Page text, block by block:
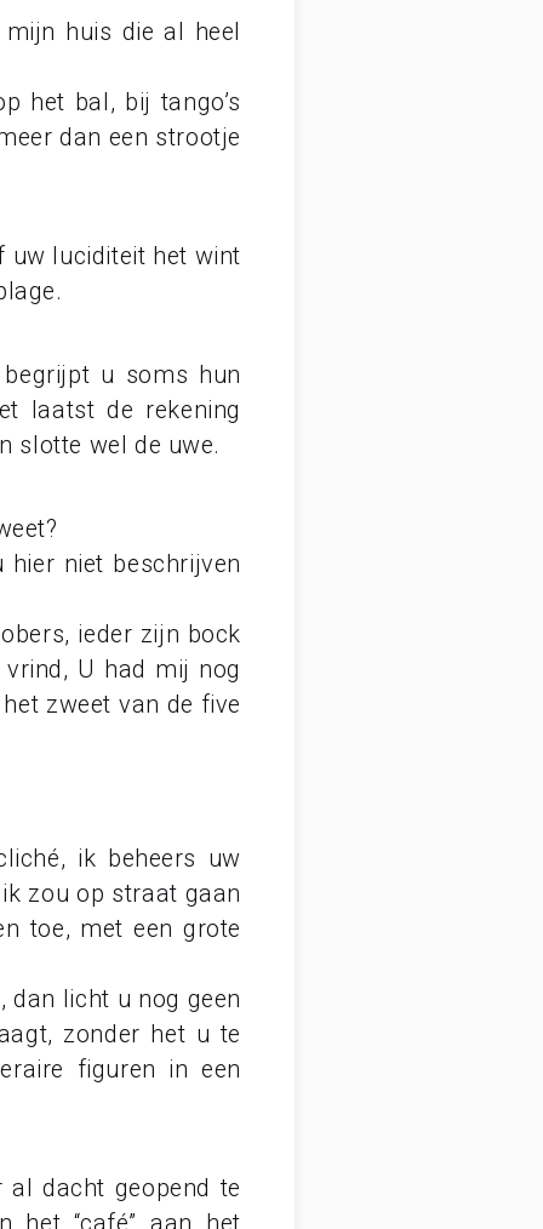
huis die al heel
het bal, bij tango’s
dan een strootje
luciditeit het wint
u soms hun
laatst de rekening
slotte wel de uwe.
niet beschrijven
ieder zijn bock
U had mij nog
zweet van de five
ik beheers uw
zou op straat gaan
toe, met een grote
dan licht u nog geen
zonder het u te
figuren in een
dacht geopend te